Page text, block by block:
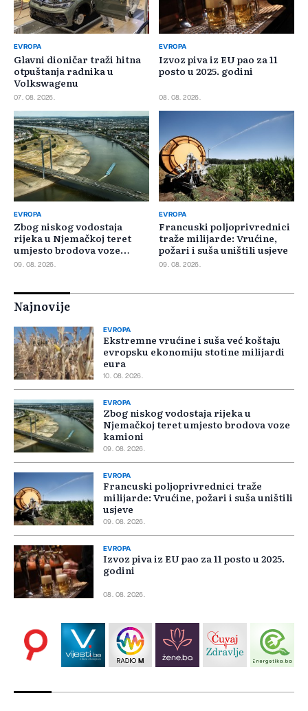
EVROPA
Glavni dioničar traži hitna
otpuštanja radnika u
Volkswagenu
07. 08. 2026.
EVROPA
Izvoz piva iz EU pao za 11
posto u 2025. godini
08. 08. 2026.
EVROPA
Zbog niskog vodostaja
rijeka u Njemačkoj teret
umjesto brodova voze
kamioni
09. 08. 2026.
EVROPA
Francuski poljoprivrednici
traže milijarde: Vrućine,
požari i suša uništili usjeve
09. 08. 2026.
Najnovije
EVROPA
Ekstremne vrućine i suša već koštaju
evropsku ekonomiju stotine milijardi
eura
10. 08. 2026.
EVROPA
Zbog niskog vodostaja rijeka u
Njemačkoj teret umjesto brodova voze
kamioni
09. 08. 2026.
EVROPA
Francuski poljoprivrednici traže
milijarde: Vrućine, požari i suša uništili
usjeve
09. 08. 2026.
EVROPA
Izvoz piva iz EU pao za 11 posto u 2025.
godini
08. 08. 2026.